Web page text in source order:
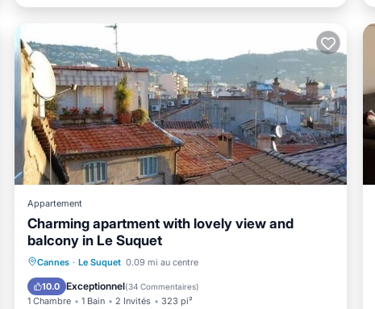
Appartement
Charming apartment with lovely view and
balcony in Le Suquet
Cannes · Le Suquet 0.09 mi au centre
10.0 Exceptionnel(34 Commentaires)
1 Chambre 1 Bain 2 Invités 323 pi²
Front de mer
Cheminée/Chauffage
Vue sur l’océan
Balcon/Terrasse